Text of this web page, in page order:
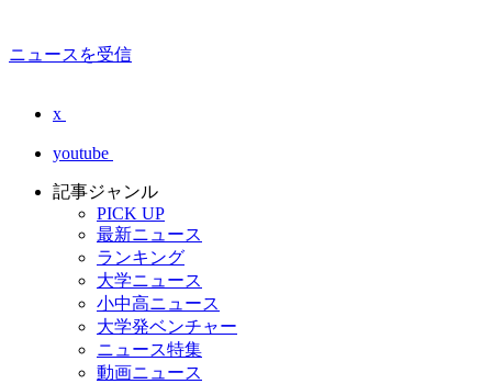
ニュースを受信
x
youtube
記事ジャンル
PICK UP
最新ニュース
ランキング
大学ニュース
小中高ニュース
大学発ベンチャー
ニュース特集
動画ニュース